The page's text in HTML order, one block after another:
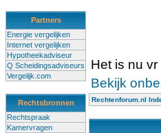
Partners
Energie vergelijken
Internet vergelijken
Hypotheekadviseur
Q Scheidingsadviseurs
Vergelijk.com
Rechtsbronnen
Rechtspraak
Kamervragen
Het is nu
Bekijk
Rechtenforum.nl